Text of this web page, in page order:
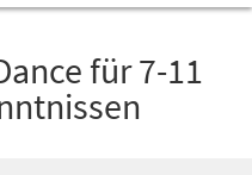
für 7-11